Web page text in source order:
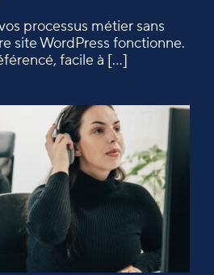
processus métier sans
site WordPress fonctionne.
facile à […]